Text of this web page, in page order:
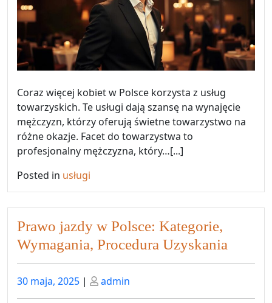
Coraz więcej kobiet w Polsce korzysta z usług
towarzyskich. Te usługi dają szansę na wynajęcie
mężczyzn, którzy oferują świetne towarzystwo na
różne okazje. Facet do towarzystwa to
profesjonalny mężczyzna, który…[...]
Posted in usługi
Prawo jazdy w Polsce: Kategorie,
Wymagania, Procedura Uzyskania
Posted
on
30 maja, 2025 | Posted
on
admin